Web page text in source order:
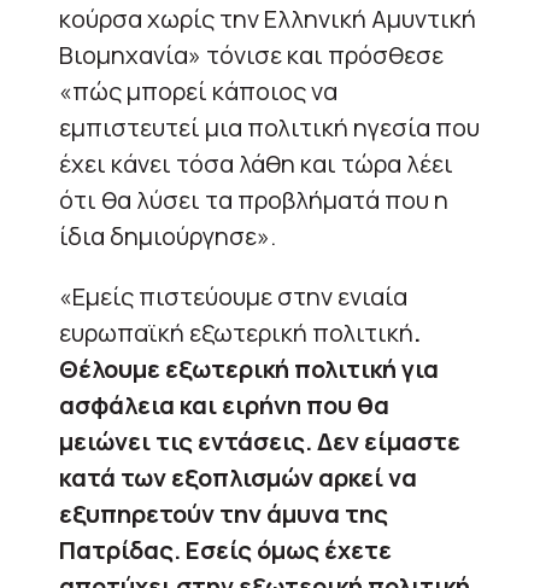
κούρσα χωρίς την Ελληνική Αμυντική
Βιομηχανία» τόνισε και πρόσθεσε
«πώς μπορεί κάποιος να
εμπιστευτεί μια πολιτική ηγεσία που
έχει κάνει τόσα λάθη και τώρα λέει
ότι θα λύσει τα προβλήματά που η
ίδια δημιούργησε».
«Εμείς πιστεύουμε στην ενιαία
ευρωπαϊκή εξωτερική πολιτική.
Θέλουμε εξωτερική πολιτική για
ασφάλεια και ειρήνη που θα
μειώνει τις εντάσεις. Δεν είμαστε
κατά των εξοπλισμών αρκεί να
εξυπηρετούν την άμυνα της
Πατρίδας. Εσείς όμως έχετε